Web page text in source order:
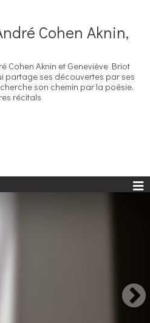
Cohen Aknin,
Cohen Aknin et Geneviève Briot
partage ses découvertes par ses
son chemin par la poésie.
récitals